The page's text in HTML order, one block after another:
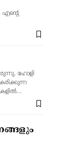
എന്റെ
ഹോളി